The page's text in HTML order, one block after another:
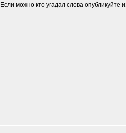
Если можно кто угадал слова